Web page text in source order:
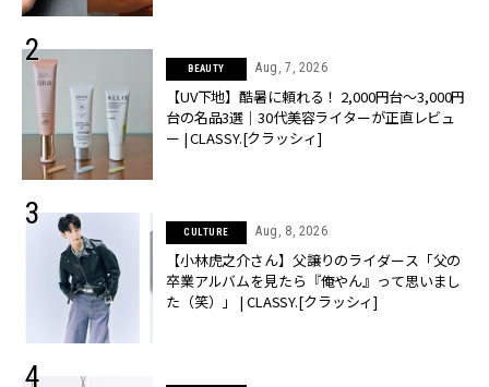
BEAUTY Aug, 7, 2026
【UV下地】酷暑に頼れる！ 2,000円台〜3,000円
台の名品3選｜30代美容ライターが正直レビュ
ー | CLASSY.[クラッシィ]
CULTURE Aug, 8, 2026
【小林虎之介さん】父譲りのライダース「父の
卒業アルバムを見たら『俺やん』って思いまし
た（笑）」 | CLASSY.[クラッシィ]